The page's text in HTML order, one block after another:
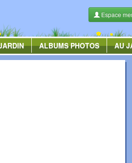
Espace
ALBUMSPHOTOS AU